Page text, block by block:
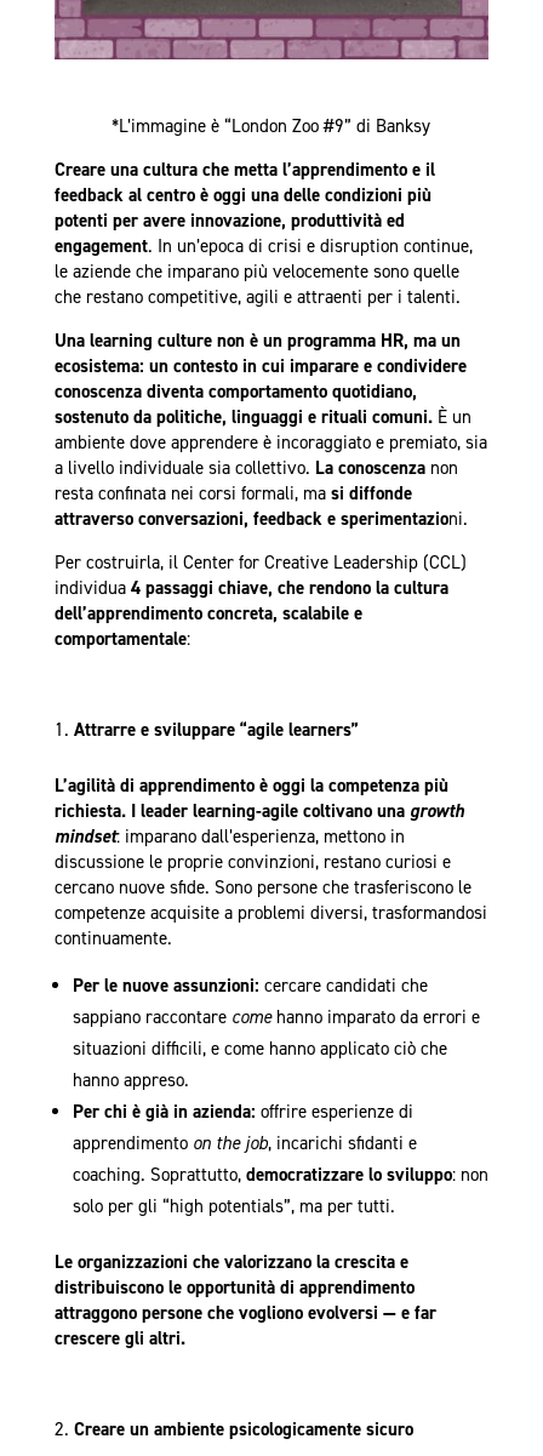
*L’immagine è “London Zoo #9” di Banksy
Creare una cultura che metta l’apprendimento e il
feedback al centro è oggi una delle condizioni più
potenti per avere innovazione, produttività ed
engagement. In un’epoca di crisi e disruption continue,
le aziende che imparano più velocemente sono quelle
che restano competitive, agili e attraenti per i talenti.
Una learning culture non è un programma HR, ma un
ecosistema: un contesto in cui imparare e condividere
conoscenza diventa comportamento quotidiano,
sostenuto da politiche, linguaggi e rituali comuni. È un
ambiente dove apprendere è incoraggiato e premiato, sia
a livello individuale sia collettivo. La conoscenza non
resta confinata nei corsi formali, ma si diffonde
attraverso conversazioni, feedback e sperimentazioni.
Per costruirla, il Center for Creative Leadership (CCL)
individua 4 passaggi chiave, che rendono la cultura
dell’apprendimento concreta, scalabile e
comportamentale:
Attrarre e sviluppare “agile learners”
L’agilità di apprendimento è oggi la competenza più
richiesta. I leader learning-agile coltivano una growth
mindset: imparano dall’esperienza, mettono in
discussione le proprie convinzioni, restano curiosi e
cercano nuove sfide. Sono persone che trasferiscono le
competenze acquisite a problemi diversi, trasformandosi
continuamente.
Per le nuove assunzioni: cercare candidati che
sappiano raccontare comehanno imparato da errori e
situazioni difficili, e come hanno applicato ciò che
hanno appreso.
Per chi è già in azienda: offrire esperienze di
apprendimento on the job, incarichi sfidanti e
coaching. Soprattutto, democratizzare lo sviluppo: non
solo per gli “high potentials”, ma per tutti.
Le organizzazioni che valorizzano la crescita e
distribuiscono le opportunità di apprendimento
attraggono persone che vogliono evolversi — e far
crescere gli altri.
Creare un ambiente psicologicamente sicuro